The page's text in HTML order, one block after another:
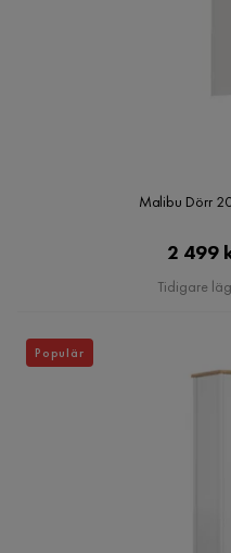
Malibu Dörr
2 499
Tidigare
Populär